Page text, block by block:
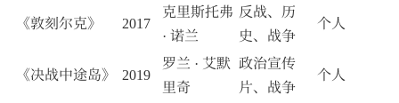
《敦刻尔克》 2017
克里斯托弗
· 诺兰
反战、历
史、战争
个人
《决战中途岛》 2019
罗兰 · 艾默
里奇
政治宣传
片、战争
个人